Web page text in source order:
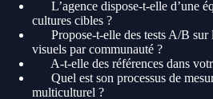
L’agence dispose-t-elle d’une
cultures cibles ?
Propose-t-elle des tests A/B sur
visuels par communauté ?
A-t-elle des références dans
Quel est son processus de
multiculturel ?